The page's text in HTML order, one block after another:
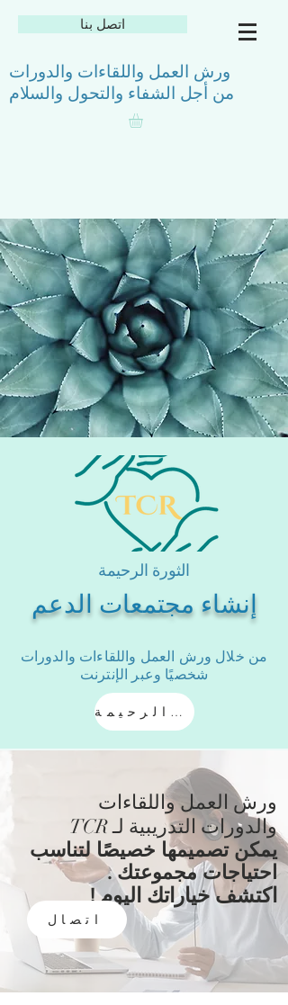
اتصل بنا
ورش العمل واللقاءات والدورات
من أجل الشفاء والتحول والسلام
الثورة الرحيمة
إنشاء مجتمعات الدعم
من خلال ورش العمل واللقاءات والدورات
شخصيًا وعبر الإنترنت
انضم إلى الثورة الرحيمة
ورش العمل واللقاءات
والدورات التدريبية لـ TCR
يمكن تصميمها خصيصًا لتناسب
احتياجات مجموعتك .
اكتشف خياراتك اليوم !
اتصال